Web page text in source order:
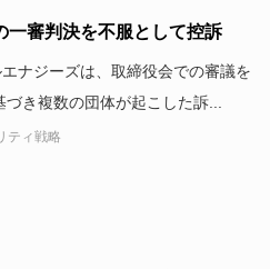
一審判決を不服として控訴
ナジーズは、取締役会での審議を
き複数の団体が起こした訴...
ティ戦略